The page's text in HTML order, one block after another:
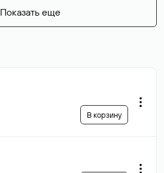
Показать еще
В корзину